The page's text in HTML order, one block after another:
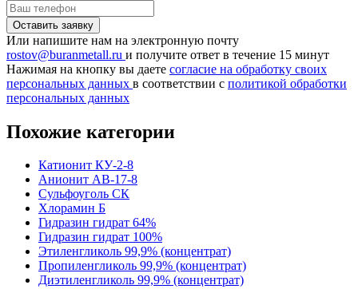
Или напишите нам на электронную почту
rostov@buranmetall.ru и получите ответ в течение 15 минут
Нажимая на кнопку вы даете согласие на обработку своих
персональных данных в соответствии с политикой обработки
персональных данных
Похожие категории
Катионит КУ-2-8
Анионит АВ-17-8
Сульфоуголь СК
Хлорамин Б
Гидразин гидрат 64%
Гидразин гидрат 100%
Этиленгликоль 99,9% (концентрат)
Пропиленгликоль 99,9% (концентрат)
Диэтиленгликоль 99,9% (концентрат)